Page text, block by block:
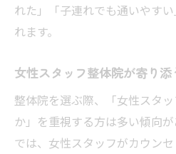
れた」「子連れでも通いやす
れます。
女性スタッフ整体院が寄り
整体院を選ぶ際、「女性スタ
か」を重視する方は多い傾向
では、女性スタッフがカウン